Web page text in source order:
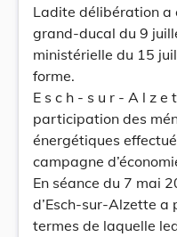
Ladite délibération a
grand-ducal du 9
ministérielle du 15
forme.
E s c h - s u r - A l z
participation des
énergétiques
campagne
En séance du 7 mai
d’Esch-sur-Alzette a
termes de laquelle